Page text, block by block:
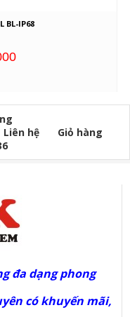
BL-IP68
Liên hệ
Giỏ hàng
đa dạng phong
có khuyến mãi,